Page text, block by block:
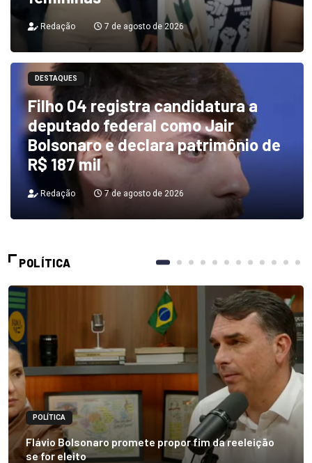
Redação 7 de agosto de 2026
DESTAQUES
Filho 04 registra candidatura a
deputado federal como Jair
Bolsonaro e declara patrimônio de
R$ 187 mil
Redação 7 de agosto de 2026
POLÍTICA
POLÍTICA
Flávio Bolsonaro promete propor fim da reeleição
se for eleito